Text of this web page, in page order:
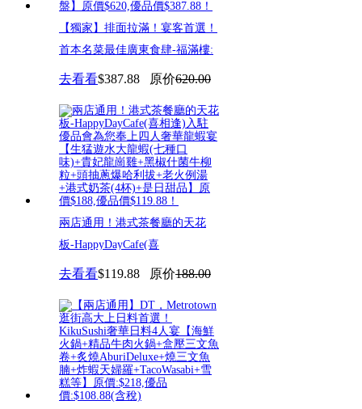
【獨家】排面拉滿！宴客首選！
首本名菜最佳廣東食肆-福滿樓:
去看看$387.88 原价620.00
兩店通用！港式茶餐廳的天花
板-HappyDayCafe(喜
去看看$119.88 原价188.00